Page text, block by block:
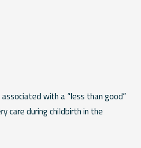
with a “less than good”
care during childbirth in the